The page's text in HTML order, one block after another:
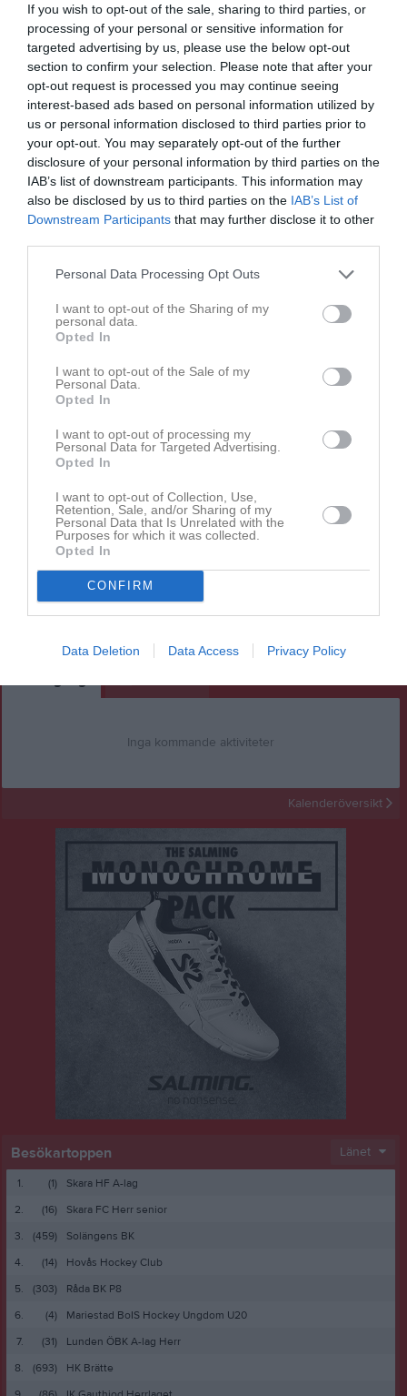
If you wish to opt-out of the sale, sharing to third parties, or
processing of your personal or sensitive information for
targeted advertising by us, please use the below opt-out
section to confirm your selection. Please note that after your
opt-out request is processed you may continue seeing
interest-based ads based on personal information utilized by
us or personal information disclosed to third parties prior to
your opt-out. You may separately opt-out of the further
disclosure of your personal information by third parties on the
IAB’s list of downstream participants. This information may
also be disclosed by us to third parties on the IAB’s List of
Downstream Participants that may further disclose it to other
Personal Data Processing Opt Outs
I want to opt-out of the Sharing of my
personal data.
Opted In
I want to opt-out of the Sale of my
Personal Data.
Opted In
I want to opt-out of processing my
Personal Data for Targeted Advertising.
Opted In
I want to opt-out of Collection, Use,
Retention, Sale, and/or Sharing of my
Personal Data that Is Unrelated with the
Purposes for which it was collected.
Opted In
CONFIRM
Data Deletion Data Access Privacy Policy
Senast uppladdade video
Ingen video uppladdad
Logga in och ladda upp ert första klipp
Senast uppdaterade album
Inget album finns skapat
Inga kommande aktiviteter
Kalenderöversikt
Besökartoppen Länet
1. (1)
Skara HF A-lag
2.
(16)
Skara FC Herr senior
3.
(459)
Solängens BK
4.
(14)
Hovås Hockey Club
5.
(303)
Råda BK P8
6.
(4)
Mariestad BoIS Hockey Ungdom U20
7.
(31)
Lunden ÖBK A-lag Herr
8.
(693)
HK Brätte